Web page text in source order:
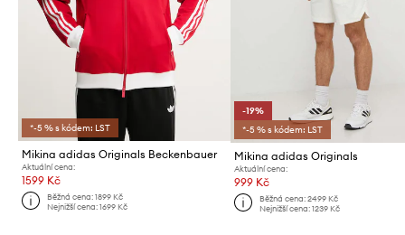
*-5 % s kódem: LST
Mikina adidas Originals Beckenbauer
Aktuální cena:
1599 Kč
Běžná cena:1899 Kč
Nejnižší cena:1699 Kč
-19%
*-5 % s kódem: LST
Mikina adidas Originals
Aktuální cena:
999 Kč
Běžná cena: 2499 Kč
Nejnižší cena: 1239 Kč